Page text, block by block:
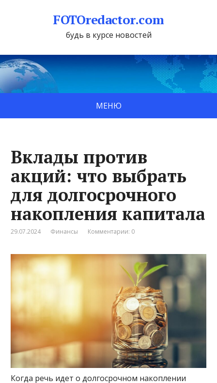
FOTOredactor.com
будь в курсе новостей
МЕНЮ
Вклады против
акций: что выбрать
для долгосрочного
накопления капитала
29.07.2024 Финансы Комментарии: 0
Когда речь идет о долгосрочном накоплении